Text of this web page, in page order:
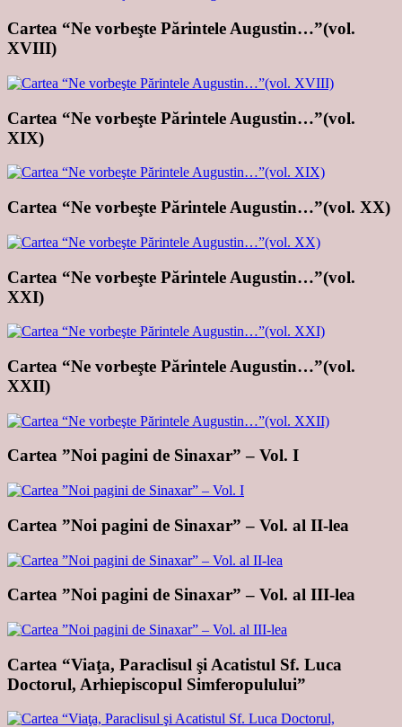
Cartea “Ne vorbeşte Părintele Augustin…”(vol.
XVIII)
Cartea “Ne vorbeşte Părintele Augustin…”(vol.
XIX)
Cartea “Ne vorbeşte Părintele Augustin…”(vol. XX)
Cartea “Ne vorbeşte Părintele Augustin…”(vol.
XXI)
Cartea “Ne vorbeşte Părintele Augustin…”(vol.
XXII)
Cartea ”Noi pagini de Sinaxar” – Vol. I
Cartea ”Noi pagini de Sinaxar” – Vol. al II-lea
Cartea ”Noi pagini de Sinaxar” – Vol. al III-lea
Cartea “Viaţa, Paraclisul şi Acatistul Sf. Luca
Doctorul, Arhiepiscopul Simferopulului”